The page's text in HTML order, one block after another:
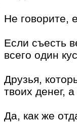
Не говорите,
Если съесть
всего один
Друзья,
твоих денег,
Да, как же